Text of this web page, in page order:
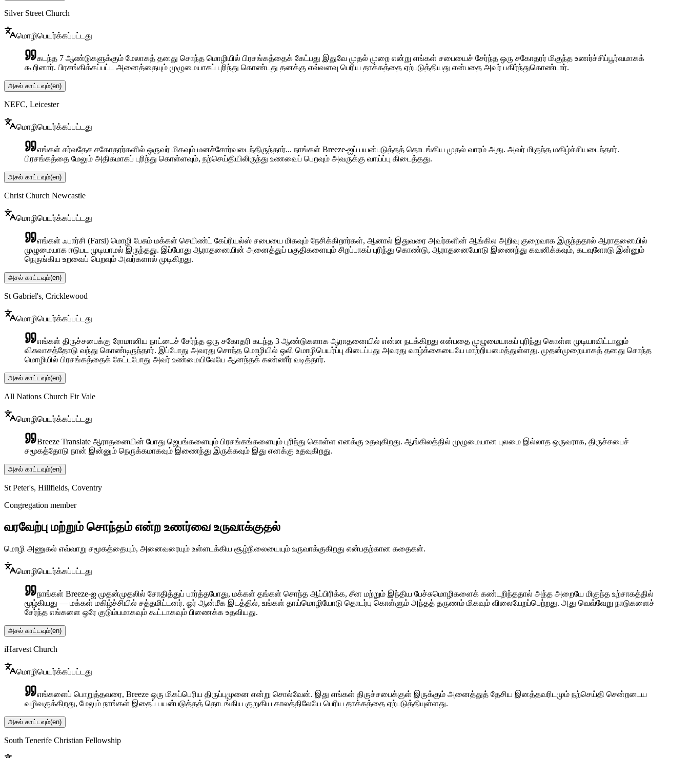
Silver Street Church
மொழிபெயர்க்கப்பட்டது
கடந்த 7 ஆண்டுகளுக்கும் மேலாகத் தனது சொந்த மொழியில் பிரசங்கத்தைக் கேட்பது இதுவே முதல் முறை என்று எங்கள் சபையைச் சேர்ந்த ஒரு சகோதரர் மிகுந்த உணர்ச்சிப்பூர்வமாகக்
கூறினார். பிரசங்கிக்கப்பட்ட அனைத்தையும் முழுமையாகப் புரிந்து கொண்டது தனக்கு எவ்வளவு பெரிய தாக்கத்தை ஏற்படுத்தியது என்பதை அவர் பகிர்ந்துகொண்டார்.
அசல் காட்டவும்(en)
NEFC, Leicester
மொழிபெயர்க்கப்பட்டது
எங்கள் சர்வதேச சகோதரர்களில் ஒருவர் மிகவும் மனச்சோர்வடைந்திருந்தார்... நாங்கள் Breeze-ஐப் பயன்படுத்தத் தொடங்கிய முதல் வாரம் அது. அவர் மிகுந்த மகிழ்ச்சியடைந்தார்.
பிரசங்கத்தை மேலும் அதிகமாகப் புரிந்து கொள்ளவும், நற்செய்தியிலிருந்து உணவைப் பெறவும் அவருக்கு வாய்ப்பு கிடைத்தது.
அசல் காட்டவும்(en)
Christ Church Newcastle
மொழிபெயர்க்கப்பட்டது
எங்கள் ஃபார்சி (Farsi) மொழி பேசும் மக்கள் செயிண்ட் கேப்ரியல்ஸ் சபையை மிகவும் நேசிக்கிறார்கள், ஆனால் இதுவரை அவர்களின் ஆங்கில அறிவு குறைவாக இருந்ததால் ஆராதனையில்
முழுமையாக ஈடுபட முடியாமல் இருந்தது. இப்போது ஆராதனையின் அனைத்துப் பகுதிகளையும் சிறப்பாகப் புரிந்து கொண்டு, ஆராதனையோடு இணைந்து கவனிக்கவும், கடவுளோடு இன்னும்
நெருங்கிய உறவைப் பெறவும் அவர்களால் முடிகிறது.
அசல் காட்டவும்(en)
St Gabriel's, Cricklewood
மொழிபெயர்க்கப்பட்டது
எங்கள் திருச்சபைக்கு ரோமானிய நாட்டைச் சேர்ந்த ஒரு சகோதரி கடந்த 3 ஆண்டுகளாக ஆராதனையில் என்ன நடக்கிறது என்பதை முழுமையாகப் புரிந்து கொள்ள முடியாவிட்டாலும்
விசுவாசத்தோடு வந்து கொண்டிருந்தார். இப்போது அவரது சொந்த மொழியில் ஒலி மொழிபெயர்ப்பு கிடைப்பது அவரது வாழ்க்கையையே மாற்றியமைத்துள்ளது. முதன்முறையாகத் தனது சொந்த
மொழியில் பிரசங்கத்தைக் கேட்டபோது அவர் உண்மையிலேயே ஆனந்தக் கண்ணீர் வடித்தார்.
அசல் காட்டவும்(en)
All Nations Church Fir Vale
மொழிபெயர்க்கப்பட்டது
Breeze Translate ஆராதனையின் போது ஜெபங்களையும் பிரசங்கங்களையும் புரிந்து கொள்ள எனக்கு உதவுகிறது. ஆங்கிலத்தில் முழுமையான புலமை இல்லாத ஒருவராக, திருச்சபைச்
சமூகத்தோடு நான் இன்னும் நெருக்கமாகவும் இணைந்து இருக்கவும் இது எனக்கு உதவுகிறது.
அசல் காட்டவும்(en)
St Peter's, Hillfields, Coventry
Congregation member
வரவேற்பு மற்றும் சொந்தம் என்ற உணர்வை உருவாக்குதல்
மொழி அணுகல் எவ்வாறு சமூகத்தையும், அனைவரையும் உள்ளடக்கிய சூழ்நிலையையும் உருவாக்குகிறது என்பதற்கான கதைகள்.
மொழிபெயர்க்கப்பட்டது
நாங்கள் Breeze-ஐ முதன்முதலில் சோதித்துப் பார்த்தபோது, மக்கள் தங்கள் சொந்த ஆப்பிரிக்க, சீன மற்றும் இந்திய பேச்சுமொழிகளைக் கண்டறிந்ததால் அந்த அறையே மிகுந்த உற்சாகத்தில்
மூழ்கியது — மக்கள் மகிழ்ச்சியில் சத்தமிட்டனர். ஓர் ஆன்மீக இடத்தில், உங்கள் தாய்மொழியோடு தொடர்பு கொள்ளும் அந்தத் தருணம் மிகவும் விலையேறப்பெற்றது. அது வெவ்வேறு நாடுகளைச்
சேர்ந்த எங்களை ஒரே குடும்பமாகவும் கூட்டாகவும் பிணைக்க உதவியது.
அசல் காட்டவும்(en)
iHarvest Church
மொழிபெயர்க்கப்பட்டது
எங்களைப் பொறுத்தவரை, Breeze ஒரு மிகப்பெரிய திருப்புமுனை என்று சொல்வேன். இது எங்கள் திருச்சபைக்குள் இருக்கும் அனைத்துத் தேசிய இனத்தவரிடமும் நற்செய்தி சென்றடைய
வழிவகுக்கிறது, மேலும் நாங்கள் இதைப் பயன்படுத்தத் தொடங்கிய குறுகிய காலத்திலேயே பெரிய தாக்கத்தை ஏற்படுத்தியுள்ளது.
அசல் காட்டவும்(en)
South Tenerife Christian Fellowship